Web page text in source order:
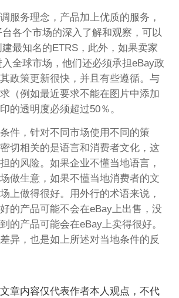
服务理念，产品加上优质的服务，
各个市场的深入了解和观察，可以
最知名的ETRS，此外，如果卖家
全球市场，他们还必须承担eBay政
政策更新很快，并且有些遵循。与
（例如最近要求不能在图片中添加
的透明度必须超过50％。
件，针对不同市场使用不同的策
切相关的是语言和消费者文化，这
的风险。如果企业不懂当地语言，
做生意，如果不懂当地消费者的文
上做得很好。用外行的术语来说，
的产品可能不会在eBay上出售，没
的产品可能会在eBay上卖得很好。
异，也是如上所述对当地条件的反
章内容仅代表作者本人观点，不代